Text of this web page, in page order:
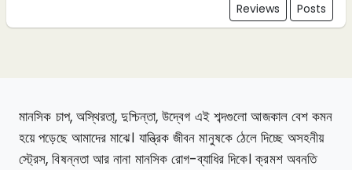
Reviews Posts
মানসিক চাপ, অস্থিরতা্‌, দুশ্চিন্তা, উদ্বেগ এই শব্দগুলো আজকাল বেশ কমন
হয়ে পড়েছে আমাদের মাঝে। যান্ত্রিক জীবন মানুষকে ঠেলে দিচ্ছে অসহনীয়
স্ট্রেস, বিষন্নতা আর নানা মানসিক রোগ-ব্যাধির দিকে। ক্রমশ অবনতি